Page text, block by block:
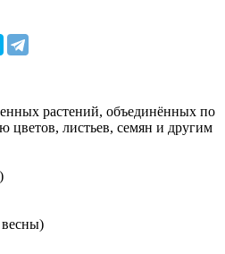
растений, объединённых по
цветов, листьев, семян и другим
весны)